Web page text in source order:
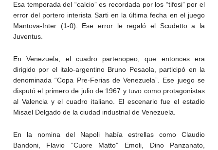
Esa temporada del “calcio” es recordada por los “tifosi” por el
error del portero interista Sarti en la última fecha en el juego
Mantova-Inter (1-0). Ese error le regaló el Scudetto a la
Juventus.
En Venezuela, el cuadro partenopeo, que entonces era
dirigido por el italo-argentino Bruno Pesaola, participó en la
denominada “Copa Pre-Ferias de Venezuela”. Ese juego se
disputó el primero de julio de 1967 y tuvo como protagonistas
al Valencia y el cuadro italiano. El escenario fue el estadio
Misael Delgado de la ciudad industrial de Venezuela.
En la nomina del Napoli había estrellas como Claudio
Bandoni, Flavio “Cuore Matto” Emoli, Dino Panzanato,